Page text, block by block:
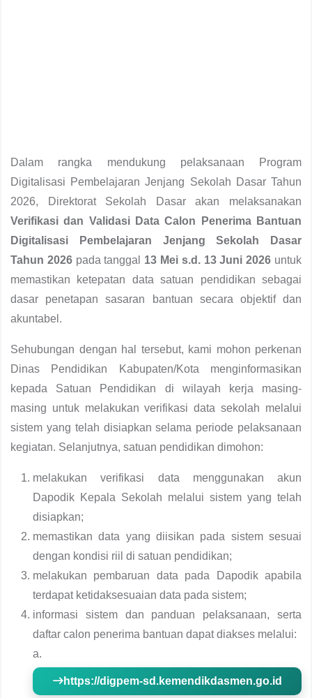
Dalam rangka mendukung pelaksanaan Program
Digitalisasi Pembelajaran Jenjang Sekolah Dasar Tahun
2026, Direktorat Sekolah Dasar akan melaksanakan
Verifikasi dan Validasi Data Calon Penerima Bantuan
Digitalisasi Pembelajaran Jenjang Sekolah Dasar
Tahun 2026pada tanggal 13 Mei s.d. 13 Juni 2026 untuk
memastikan ketepatan data satuan pendidikan sebagai
dasar penetapan sasaran bantuan secara objektif dan
akuntabel.
Sehubungan dengan hal tersebut, kami mohon perkenan
Dinas Pendidikan Kabupaten/Kota menginformasikan
kepada Satuan Pendidikan di wilayah kerja masing-
masing untuk melakukan verifikasi data sekolah melalui
sistem yang telah disiapkan selama periode pelaksanaan
kegiatan. Selanjutnya, satuan pendidikan dimohon:
melakukan verifikasi data menggunakan akun
Dapodik Kepala Sekolah melalui sistem yang telah
disiapkan;
memastikan data yang diisikan pada sistem sesuai
dengan kondisi riil di satuan pendidikan;
melakukan pembaruan data pada Dapodik apabila
terdapat ketidaksesuaian data pada sistem;
informasi sistem dan panduan pelaksanaan, serta
daftar calon penerima bantuan dapat diakses melalui:
a.
https://digpem-sd.kemendikdasmen.go.id